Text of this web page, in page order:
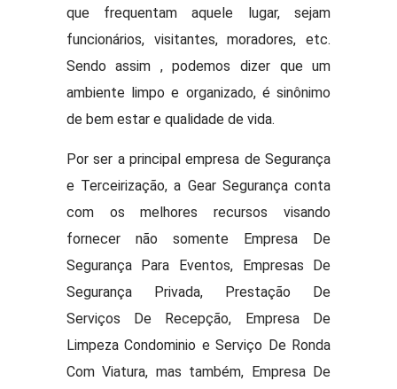
que frequentam aquele lugar, sejam
funcionários, visitantes, moradores, etc.
Sendo assim , podemos dizer que um
ambiente limpo e organizado, é sinônimo
de bem estar e qualidade de vida.
Por ser a principal empresa de Segurança
e Terceirização, a Gear Segurança conta
com os melhores recursos visando
fornecer não somente Empresa De
Segurança Para Eventos, Empresas De
Segurança Privada, Prestação De
Serviços De Recepção, Empresa De
Limpeza Condominio e Serviço De Ronda
Com Viatura, mas também, Empresa De